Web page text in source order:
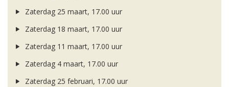
Zaterdag 25 maart, 17.00 uur
Zaterdag 18 maart, 17.00 uur
Zaterdag 11 maart, 17.00 uur
Zaterdag 4 maart, 17.00 uur
Zaterdag 25 februari, 17.00 uur